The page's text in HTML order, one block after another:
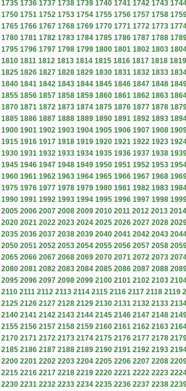
1735 1736 1737 1738 1739 1740 1741 1742 1743
1750 1751 1752 1753 1754 1755 1756 1757 1758
1765 1766 1767 1768 1769 1770 1771 1772 1773
1780 1781 1782 1783 1784 1785 1786 1787 1788
1795 1796 1797 1798 1799 1800 1801 1802 1803
1810 1811 1812 1813 1814 1815 1816 1817 1818 1819
1825 1826 1827 1828 1829 1830 1831 1832 1833
1840 1841 1842 1843 1844 1845 1846 1847 1848
1855 1856 1857 1858 1859 1860 1861 1862 1863
1870 1871 1872 1873 1874 1875 1876 1877 1878
1885 1886 1887 1888 1889 1890 1891 1892 1893
1900 1901 1902 1903 1904 1905 1906 1907 1908
1915 1916 1917 1918 1919 1920 1921 1922 1923
1930 1931 1932 1933 1934 1935 1936 1937 1938
1945 1946 1947 1948 1949 1950 1951 1952 1953
1960 1961 1962 1963 1964 1965 1966 1967 1968
1975 1976 1977 1978 1979 1980 1981 1982 1983
1990 1991 1992 1993 1994 1995 1996 1997 1998
2005 2006 2007 2008 2009 2010 2011 2012 2013 2014
2020 2021 2022 2023 2024 2025 2026 2027 2028
2035 2036 2037 2038 2039 2040 2041 2042 2043
2050 2051 2052 2053 2054 2055 2056 2057 2058
2065 2066 2067 2068 2069 2070 2071 2072 2073
2080 2081 2082 2083 2084 2085 2086 2087 2088
2095 2096 2097 2098 2099 2100 2101 2102 2103
2110 2111 2112 2113 2114 2115 2116 2117 2118 2119
2125 2126 2127 2128 2129 2130 2131 2132 2133
2140 2141 2142 2143 2144 2145 2146 2147 2148
2155 2156 2157 2158 2159 2160 2161 2162 2163
2170 2171 2172 2173 2174 2175 2176 2177 2178
2185 2186 2187 2188 2189 2190 2191 2192 2193
2200 2201 2202 2203 2204 2205 2206 2207 2208
2215 2216 2217 2218 2219 2220 2221 2222 2223
2230 2231 2232 2233 2234 2235 2236 2237 2238